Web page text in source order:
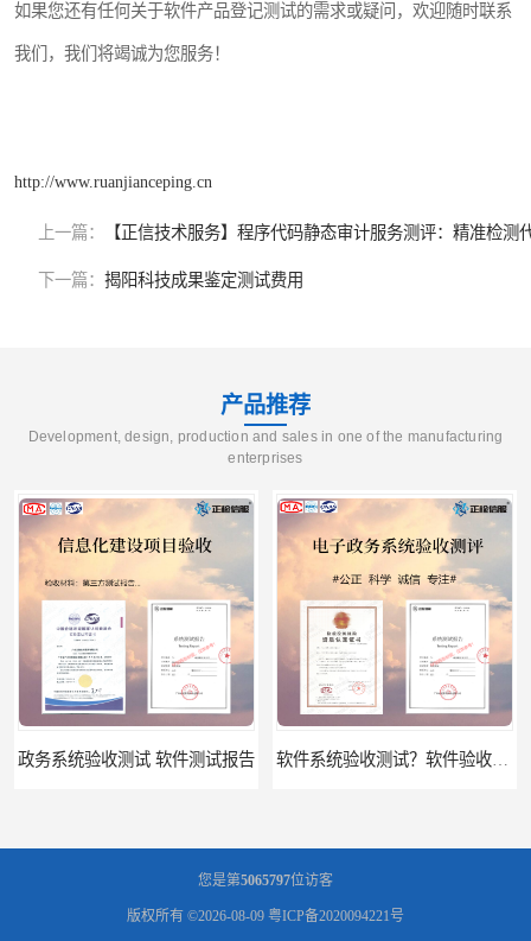
如果您还有任何关于软件产品登记测试的需求或疑问，欢迎随时联系
我们，我们将竭诚为您服务！
http://www.ruanjianceping.cn
上一篇： 【正信技术服务】程序代码静态审计服务测评：精准检测
下一篇： 揭阳科技成果鉴定测试费用
产品推荐
Development, design, production and sales in one of the manufacturing
enterprises
政务系统验收测试 软件测试报告
您是第5065797位访客
版权所有 ©2026-08-09 粤ICP备2020094221号